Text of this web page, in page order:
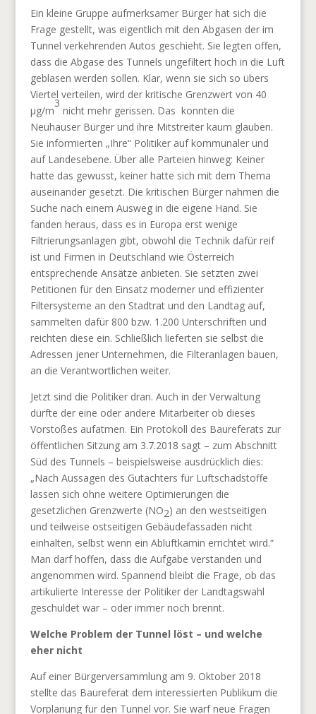
Ein kleine Gruppe aufmerksamer Bürger hat sich die
Frage gestellt, was eigentlich mit den Abgasen der im
Tunnel verkehrenden Autos geschieht. Sie legten offen,
dass die Abgase des Tunnels ungefiltert hoch in die Luft
geblasen werden sollen. Klar, wenn sie sich so übers
Viertel verteilen, wird der kritische Grenzwert von 40
µg/m
3
nicht mehr gerissen. Das konnten die
Neuhauser Bürger und ihre Mitstreiter kaum glauben.
Sie informierten „Ihre“ Politiker auf kommunaler und
auf Landesebene. Über alle Parteien hinweg: Keiner
hatte das gewusst, keiner hatte sich mit dem Thema
auseinander gesetzt. Die kritischen Bürger nahmen die
Suche nach einem Ausweg in die eigene Hand. Sie
fanden heraus, dass es in Europa erst wenige
Filtrierungsanlagen gibt, obwohl die Technik dafür reif
ist und Firmen in Deutschland wie Österreich
entsprechende Ansätze anbieten. Sie setzten zwei
Petitionen für den Einsatz moderner und effizienter
Filtersysteme an den Stadtrat und den Landtag auf,
sammelten dafür 800 bzw. 1.200 Unterschriften und
reichten diese ein. Schließlich lieferten sie selbst die
Adressen jener Unternehmen, die Filteranlagen bauen,
an die Verantwortlichen weiter.
Jetzt sind die Politiker dran. Auch in der Verwaltung
dürfte der eine oder andere Mitarbeiter ob dieses
Vorstoßes aufatmen. Ein Protokoll des Baureferats zur
öffentlichen Sitzung am 3.7.2018 sagt – zum Abschnitt
Süd des Tunnels – beispielsweise ausdrücklich dies:
„Nach Aussagen des Gutachters für Luftschadstoffe
lassen sich ohne weitere Optimierungen die
gesetzlichen Grenzwerte (NO2) an den westseitigen
und teilweise ostseitigen Gebäudefassaden nicht
einhalten, selbst wenn ein Abluftkamin errichtet wird.“
Man darf hoffen, dass die Aufgabe verstanden und
angenommen wird. Spannend bleibt die Frage, ob das
artikulierte Interesse der Politiker der Landtagswahl
geschuldet war – oder immer noch brennt.
Welche Problem der Tunnel löst – und welche
eher nicht
Auf einer Bürgerversammlung am 9. Oktober 2018
stellte das Baureferat dem interessierten Publikum die
Vorplanung für den Tunnel vor. Sie warf neue Fragen